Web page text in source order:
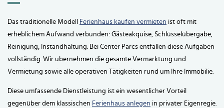
Das traditionelle Modell Ferienhaus kaufen vermieten ist oft mit
erheblichem Aufwand verbunden: Gästeakquise, Schlüsselübergabe,
Reinigung, Instandhaltung. Bei Center Parcs entfallen diese Aufgaben
vollständig. Wir übernehmen die gesamte Vermarktung und
Vermietung sowie alle operativen Tätigkeiten rund um Ihre Immobilie.
Diese umfassende Dienstleistung ist ein wesentlicher Vorteil
gegenüber dem klassischen Ferienhaus anlegen in privater Eigenregie.